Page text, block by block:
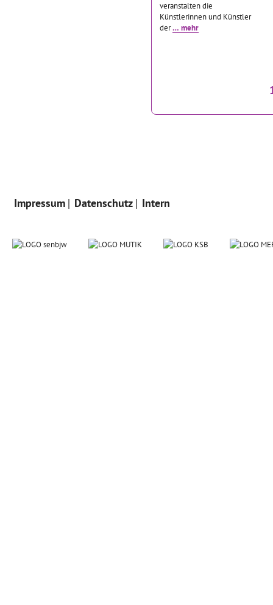
veranstalten die
Künstlerinnen und Künstler
der… mehr
Impressum Datenschutz Intern